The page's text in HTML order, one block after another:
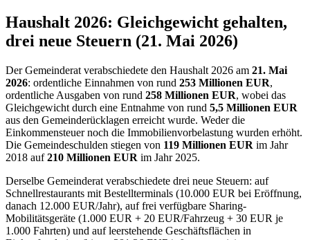
Haushalt 2026: Gleichgewicht gehalten,
drei neue Steuern (21. Mai 2026)
Der Gemeinderat verabschiedete den Haushalt 2026 am 21. Mai
2026: ordentliche Einnahmen von rund 253 Millionen EUR,
ordentliche Ausgaben von rund 258 Millionen EUR, wobei das
Gleichgewicht durch eine Entnahme von rund 5,5 Millionen EUR
aus den Gemeinderücklagen erreicht wurde. Weder die
Einkommensteuer noch die Immobilienvorbelastung wurden erhöht.
Die Gemeindeschulden stiegen von 119 Millionen EUR im Jahr
2018 auf210 Millionen EUR im Jahr 2025.
Derselbe Gemeinderat verabschiedete drei neue Steuern: auf
Schnellrestaurants mit Bestellterminals (10.000 EUR bei Eröffnung,
danach 12.000 EUR/Jahr), auf frei verfügbare Sharing-
Mobilitätsgeräte (1.000 EUR + 20 EUR/Fahrzeug + 30 EUR je
1.000 Fahrten) und auf leerstehende Geschäftsflächen in